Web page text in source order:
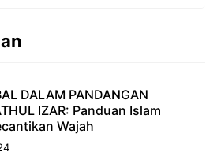
DALAM PANDANGAN
IZAR: Panduan Islam
Wajah